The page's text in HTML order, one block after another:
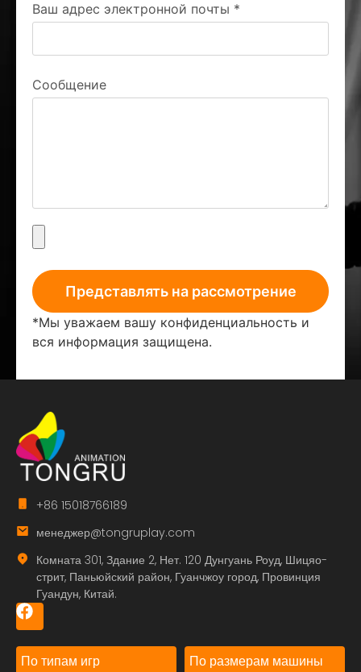
Ваш адрес электронной почты *
Сообщение
Представлять на рассмотрение
*Мы уважаем вашу конфиденциальность и
вся информация защищена.
+86 15018766189
менеджер@tongruplay.com
Комната 301, Здание 2, Нет. 120 Дунгуань Роуд, Шицяо-
стрит, Паньюйский район, Гуанчжоу город, Провинция
Гуандун, Китай.
По типам игр По размерам машины